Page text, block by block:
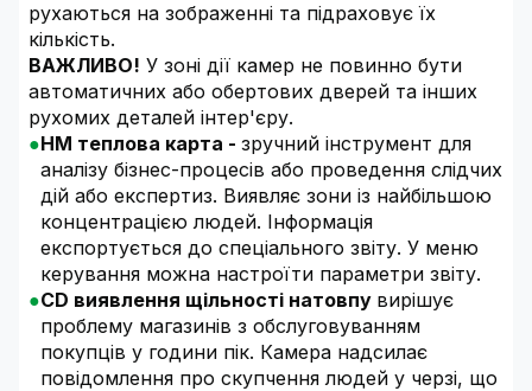
рухаються на зображенні та підраховує їх
кількість.
ВАЖЛИВО! У зоні дії камер не повинно бути
автоматичних або обертових дверей та інших
рухомих деталей інтер'єру.
HM теплова карта - зручний інструмент для
аналізу бізнес-процесів або проведення слідчих
дій або експертиз. Виявляє зони із найбільшою
концентрацією людей. Інформація
експортується до спеціального звіту. У меню
керування можна настроїти параметри звіту.
CD виявлення щільності натовпу вирішує
проблему магазинів з обслуговуванням
покупців у години пік. Камера надсилає
повідомлення про скупчення людей у ​​черзі, що